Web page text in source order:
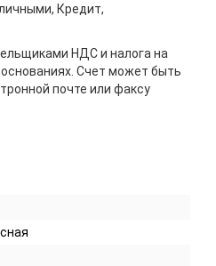
Кредит,
НДС и налога на
Счет может быть
почте или факсу